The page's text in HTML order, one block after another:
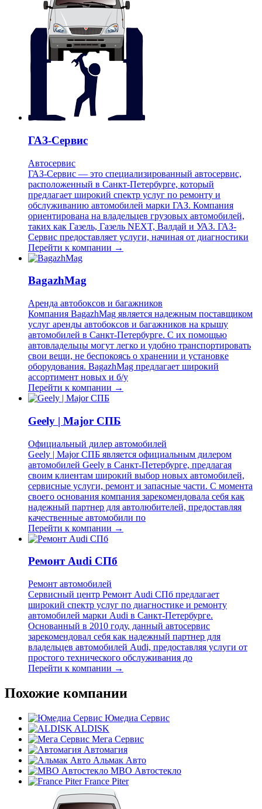
ГАЗ-Сервис
Автосервис
ГАЗ-Сервис — это специализированный автосервис,
расположенный в Санкт-Петербурге, который
предлагает широкий спектр услуг по ремонту и
обслуживанию автомобилей марки ГАЗ. Компания
ориентирована на владельцев грузовых автомобилей,
таких как Газель, Газель NEXT, Валдай и УАЗ. ГАЗ-
Сервис предоставляет услуги, начиная от диагностики
Перейти к компании →
BagazhMag
Аренда автобоксов и багажников
Компания BagazhMag является надежным поставщиком
услуг аренды автобоксов и багажников на крышу
автомобилей в Санкт-Петербурге. С их помощью
автовладельцы могут легко и удобно транспортировать
свои вещи, не беспокоясь о хранении и установке
оборудования. BagazhMag предлагает широкий
ассортимент новых и б/у
Перейти к компании →
Geely | Major СПБ
Официальный дилер автомобилей
Geely | Major СПБ является официальным дилером
автомобилей Geely в Санкт-Петербурге, предлагая
своим клиентам широкий выбор новых автомобилей,
сервисные услуги, ремонт и запасные части. С момента
своего основания компания зарекомендовала себя как
надежный партнер для автолюбителей, предоставляя
качественные автомобили по
Перейти к компании →
Ремонт Audi СПб
Ремонт автомобилей
Сервисный центр Ремонт Audi СПб предлагает
широкий спектр услуг по диагностике и ремонту
автомобилей марки Audi в Санкт-Петербурге.
Основанный в 2010 году, данный автосервис
зарекомендовал себя как надежный партнер для
владельцев автомобилей Audi, предоставляя услуги от
простого технического обслуживания до
Перейти к компании →
Похожие компании
Юмедиа Сервис
ALDISK
Мега Сервис
Автомагия
Альмак Авто
МВО Автостекло
France Piter